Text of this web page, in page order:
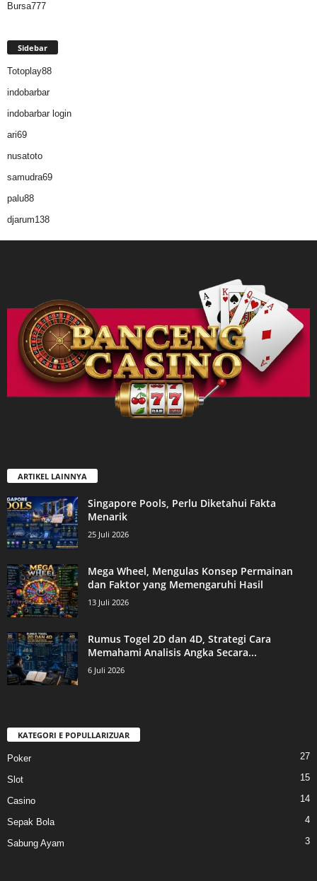
Bursa777
Sidebar
Totoplay88
indobarbar
indobarbar login
ari69
nusatoto
samudra69
palu88
djarum138
ARTIKEL LAINNYA
Singapore Pools, Perlu Diketahui Fakta
Menarik
25 Juli 2026
Mega Wheel, Mengulas Konsep Permainan
dan Faktor yang Memengaruhi Hasil
13 Juli 2026
Rumus Togel 2D dan 4D, Strategi Cara
Memahami Analisis Angka Secara...
6 Juli 2026
KATEGORI E POPULLARIZUAR
Poker 27
Slot 15
Casino 14
Sepak Bola 4
Sabung Ayam 3